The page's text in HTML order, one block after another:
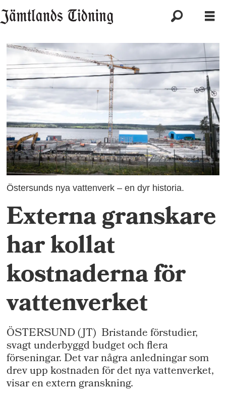
Östersunds nya vattenverk – en dyr historia.
Externa granskare
har kollat
kostnaderna för
vattenverket
ÖSTERSUND (JT) Bristande förstudier,
svagt underbyggd budget och flera
förseningar. Det var några anledningar som
drev upp kostnaden för det nya vattenverket,
visar en extern granskning.